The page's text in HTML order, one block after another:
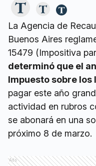
La Agencia de
Buenos Aires
15479 (Impositiva
determinó que el
Impuesto sobre los
pagar este año
actividad en rubros
se abonará en una
próximo 8 de marzo.
Ads